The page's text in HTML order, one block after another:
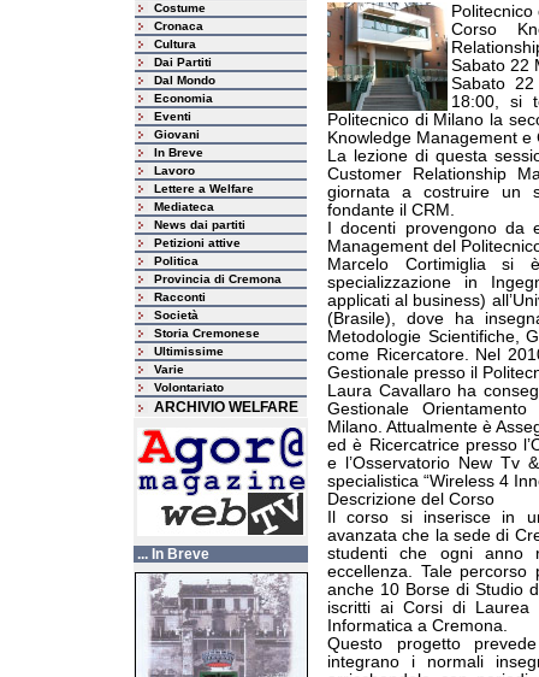
Costume
Cronaca
Cultura
Dai Partiti
Dal Mondo
Economia
Eventi
Giovani
In Breve
Lavoro
Lettere a Welfare
Mediateca
News dai partiti
Petizioni attive
Politica
Provincia di Cremona
Racconti
Società
Storia Cremonese
Ultimissime
Varie
Volontariato
ARCHIVIO WELFARE
... In Breve
Corso
Sabato 22
Sabato
18:00, si
Politecnico di Milano la
Knowledge Management
La lezione di questa
Customer Relationship
giornata a costruire un
fondante il CRM.
I docenti provengono
Management del
Marcelo Cortimiglia si
specializzazione in
applicati al business)
(Brasile), dove ha
Metodologie Scientifiche,
come Ricercatore. Nel
Gestionale presso il
Laura Cavallaro ha
Gestionale
Milano. Attualmente è
ed è Ricercatrice presso
e l’Osservatorio New Tv
specialistica “Wireless 4
Descrizione del Corso
Il corso si inserisce in
avanzata che la sede di
studenti che ogni anno
eccellenza. Tale
anche 10 Borse di Studio
iscritti ai Corsi di Laurea
Informatica a Cremona.
Questo progetto
integrano i normali